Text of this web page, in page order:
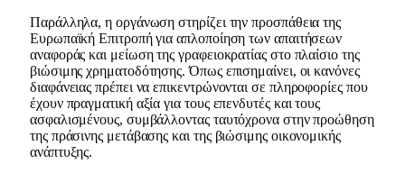
Παράλληλα, η οργάνωση στηρίζει την προσπάθεια της
Ευρωπαϊκή Επιτροπή για απλοποίηση των απαιτήσεων
αναφοράς και μείωση της γραφειοκρατίας στο πλαίσιο της
βιώσιμης χρηματοδότησης. Όπως επισημαίνει, οι κανόνες
διαφάνειας πρέπει να επικεντρώνονται σε πληροφορίες που
έχουν πραγματική αξία για τους επενδυτές και τους
ασφαλισμένους, συμβάλλοντας ταυτόχρονα στην προώθηση
της πράσινης μετάβασης και της βιώσιμης οικονομικής
ανάπτυξης.